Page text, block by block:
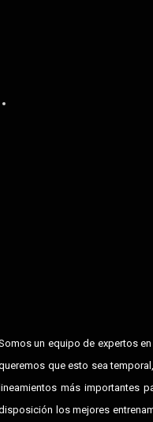
un equipo de expertos
que esto sea
lineamientos más importantes
los mejores